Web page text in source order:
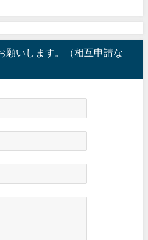
願いします。（相互申請な